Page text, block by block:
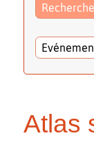
Atlas